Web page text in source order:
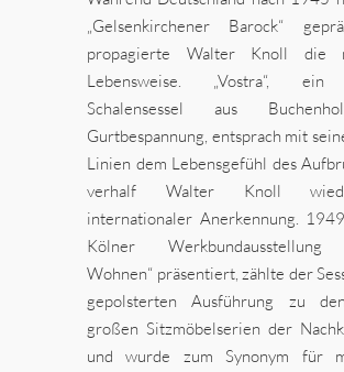
„Gelsenkirchener Barock“
propagierte Walter Knoll die
Lebensweise. „Vostra“,
Schalensessel aus
Gurtbespannung, entsprach mit
Linien dem Lebensgefühl des
verhalf Walter Knoll
internationaler Anerkennung.
Kölner Werkbundausstellung
Wohnen“ präsentiert, zählte der
gepolsterten Ausführung zu
großen Sitzmöbelserien der
und wurde zum Synonym für